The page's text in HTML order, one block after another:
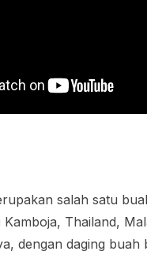
salah satu
Thailand,
dengan daging